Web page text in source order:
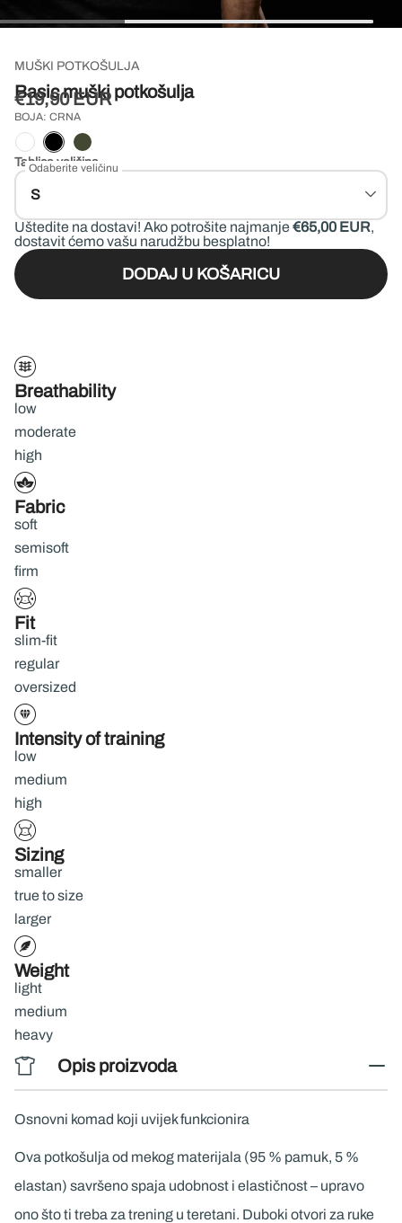
Breathability
low
moderate
high
Fabric
soft
semisoft
firm
Fit
slim-fit
regular
oversized
Intensity of training
low
medium
high
Sizing
smaller
true to size
larger
Weight
light
medium
heavy
Opis proizvoda
Osnovni komad koji uvijek funkcionira
Ova potkošulja od mekog materijala (95 % pamuk, 5 %
elastan) savršeno spaja udobnost i elastičnost – upravo
ono što ti treba za trening u teretani. Duboki otvori za ruke
MUŠKI POTKOŠULJA
Basic muški potkošulja
€19,90 EUR
BOJA: CRNA
Tablica veličina
Odaberite veličinu
S
Uštedite na dostavi! Ako potrošite najmanje €65,00 EUR,
dostavit ćemo vašu narudžbu besplatno!
DODAJ U KOŠARICU